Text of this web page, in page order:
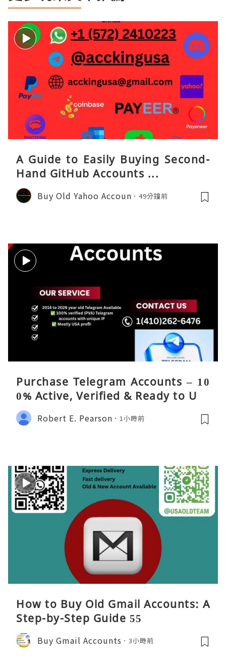
A Guide to Easily Buying Second-
Hand GitHub Accounts ...
Buy Old Yahoo Accoun 49分鐘前
Purchase Telegram Accounts – 10
0% Active, Verified & Ready to Use
Robert E. Pearson 1小時前
How to Buy Old Gmail Accounts: A
Step-by-Step Guide 55
Buy Gmail Accounts 3小時前